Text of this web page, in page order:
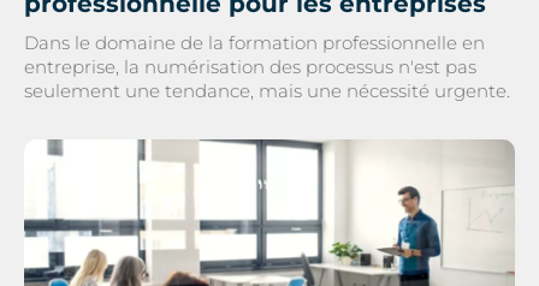
Dans le domaine de la formation professionnelle en
entreprise, la numérisation des processus n'est pas
seulement une tendance, mais une nécessité urgente.